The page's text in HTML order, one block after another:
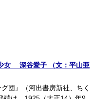
女 深谷愛子 （文：平山亜
団』（河出書房新社、ちく